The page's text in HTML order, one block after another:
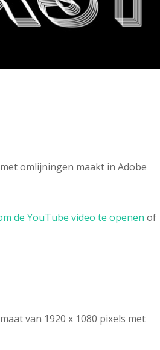
omlijningen maakt in Adobe
de YouTube video te openen of
van 1920 x 1080 pixels met